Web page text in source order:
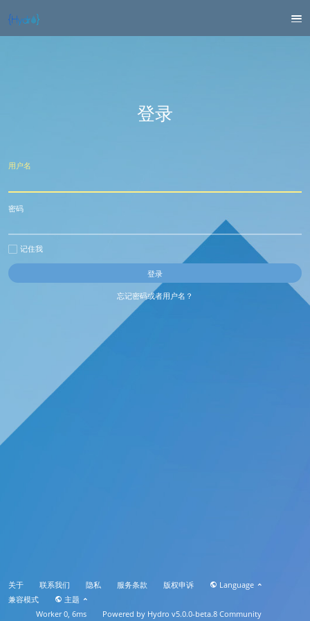
登录
用户名
密码
记住我
忘记密码或者用户名？
关于 联系我们 隐私 服务条款 版权申诉
Language
兼容模式
主题
Worker 0, 6ms
Powered by Hydro v5.0.0-beta.8 Community